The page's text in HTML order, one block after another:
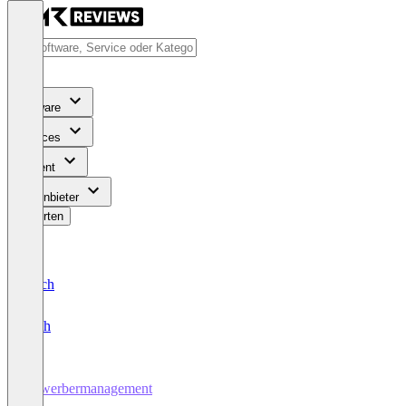
Software
Services
Content
Für Anbieter
Bewerten
Deutsch
English
Bewerbermanagement